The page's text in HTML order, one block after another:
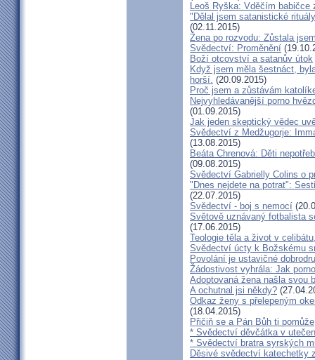
Leoš Ryška: Vděčím babičce
"Dělal jsem satanistické
(02.11.2015)
Žena po rozvodu: Zůstala
Svědectví: Proměnění
Boží otcovství a satanův útok
Když jsem měla šestnáct,
horší. (20.09.2015)
Proč jsem a zůstávám
Nejvyhledávanější porno
(01.09.2015)
Jak jeden skeptický vědec
Svědectví z Medžugorje:
(13.08.2015)
Beáta Chrenová: Děti
(09.08.2015)
Svědectví Gabrielly Colins o
"Dnes nejdete na potrat":
(22.07.2015)
Svědectví - boj s nemocí
Světově uznávaný fotbalista
(17.06.2015)
Teologie těla a život v
Svědectví úcty k Božskému
Povolání je ustavičné
Žádostivost vyhrála: Jak
Adoptovaná žena našla svou
A ochutnal jsi někdy?
Odkaz ženy s přelepeným
(18.04.2015)
Přičiň se a Pán Bůh ti pomůže
* Svědectví děvčátka v
* Svědectví bratra syrských
Děsivé svědectví katechetky